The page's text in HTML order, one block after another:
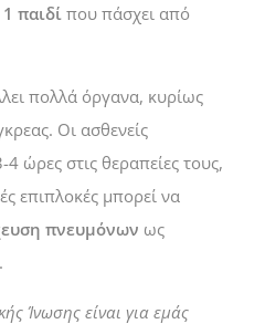
παιδί που πάσχει από
πολλά όργανα, κυρίως
Οι ασθενείς
ώρες στις θεραπείες τους,
επιπλοκές μπορεί να
πνευμόνων ως
Ίνωσης είναι για εμάς